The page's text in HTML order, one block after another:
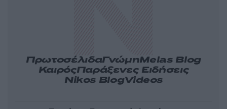
ΠρωτοσέλιδαΓνώμηMelas Blog
ΚαιρόςΠαράξενες Ειδήσεις
Nikos BlogVideos